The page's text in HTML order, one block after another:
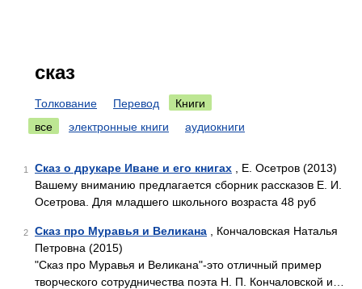
сказ
Толкование Перевод
Книги
все
электронные книги аудиокниги
1 Сказ о друкаре Иване и его книгах , Е. Осетров (2013)
Вашему вниманию предлагается сборник рассказов Е. И.
Осетрова. Для младшего школьного возраста 48 руб
2 Сказ про Муравья и Великана , Кончаловская Наталья
Петровна (2015)
"Сказ про Муравья и Великана"-это отличный пример
творческого сотрудничества поэта Н. П. Кончаловской и…